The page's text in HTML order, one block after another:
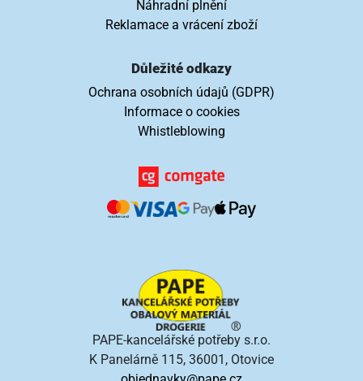
Náhradní plnění
Reklamace a vrácení zboží
Důležité odkazy
Ochrana osobních údajů (GDPR)
Informace o cookies
Whistleblowing
PAPE-kancelářské potřeby s.r.o.
K Panelárně 115, 36001, Otovice